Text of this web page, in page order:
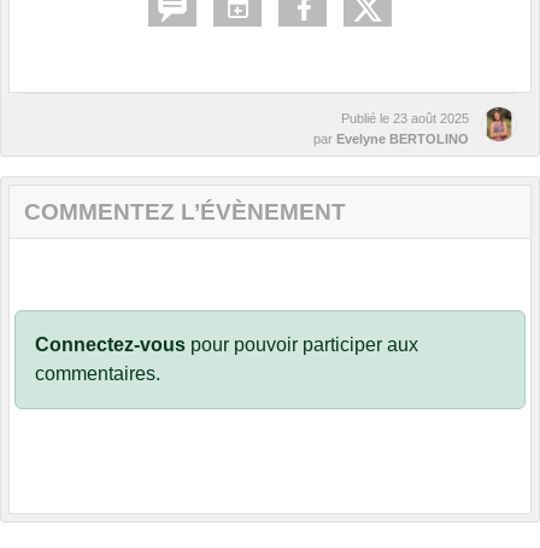
Publié le 23 août 2025
par Evelyne BERTOLINO
COMMENTEZ L’ÉVÈNEMENT
Connectez-vous pour pouvoir participer aux
commentaires.